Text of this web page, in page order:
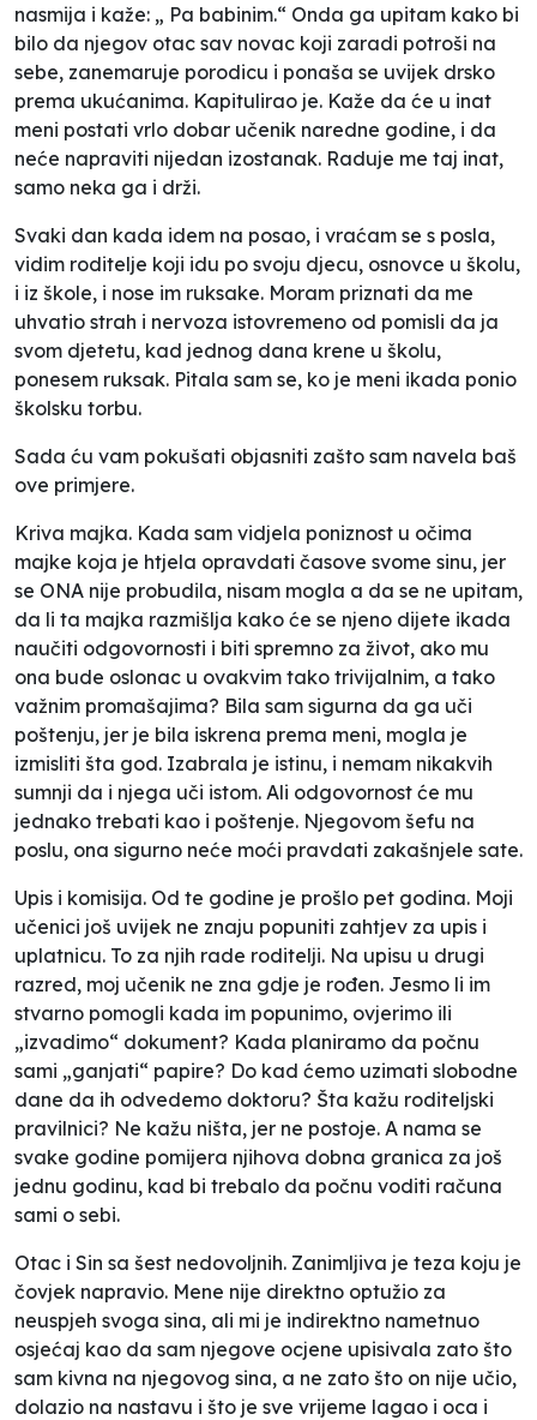
nasmija i kaže: „ Pa babinim.“ Onda ga upitam kako bi
bilo da njegov otac sav novac koji zaradi potroši na
sebe, zanemaruje porodicu i ponaša se uvijek drsko
prema ukućanima. Kapitulirao je. Kaže da će u inat
meni postati vrlo dobar učenik naredne godine, i da
neće napraviti nijedan izostanak. Raduje me taj inat,
samo neka ga i drži.
Svaki dan kada idem na posao, i vraćam se s posla,
vidim roditelje koji idu po svoju djecu, osnovce u školu,
i iz škole, i nose im ruksake. Moram priznati da me
uhvatio strah i nervoza istovremeno od pomisli da ja
svom djetetu, kad jednog dana krene u školu,
ponesem ruksak. Pitala sam se, ko je meni ikada ponio
školsku torbu.
Sada ću vam pokušati objasniti zašto sam navela baš
ove primjere.
Kriva majka. Kada sam vidjela poniznost u očima
majke koja je htjela opravdati časove svome sinu, jer
se ONA nije probudila, nisam mogla a da se ne upitam,
da li ta majka razmišlja kako će se njeno dijete ikada
naučiti odgovornosti i biti spremno za život, ako mu
ona bude oslonac u ovakvim tako trivijalnim, a tako
važnim promašajima? Bila sam sigurna da ga uči
poštenju, jer je bila iskrena prema meni, mogla je
izmisliti šta god. Izabrala je istinu, i nemam nikakvih
sumnji da i njega uči istom. Ali odgovornost će mu
jednako trebati kao i poštenje. Njegovom šefu na
poslu, ona sigurno neće moći pravdati zakašnjele sate.
Upis i komisija. Od te godine je prošlo pet godina. Moji
učenici još uvijek ne znaju popuniti zahtjev za upis i
uplatnicu. To za njih rade roditelji. Na upisu u drugi
razred, moj učenik ne zna gdje je rođen. Jesmo li im
stvarno pomogli kada im popunimo, ovjerimo ili
„izvadimo“ dokument? Kada planiramo da počnu
sami „ganjati“ papire? Do kad ćemo uzimati slobodne
dane da ih odvedemo doktoru? Šta kažu roditeljski
pravilnici? Ne kažu ništa, jer ne postoje. A nama se
svake godine pomijera njihova dobna granica za još
jednu godinu, kad bi trebalo da počnu voditi računa
sami o sebi.
Otac i Sin sa šest nedovoljnih. Zanimljiva je teza koju je
čovjek napravio. Mene nije direktno optužio za
neuspjeh svoga sina, ali mi je indirektno nametnuo
osjećaj kao da sam njegove ocjene upisivala zato što
sam kivna na njegovog sina, a ne zato što on nije učio,
dolazio na nastavu i što je sve vrijeme lagao i oca i